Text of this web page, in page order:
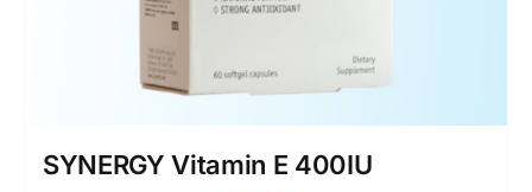
SYNERGY Vitamin E 400IU